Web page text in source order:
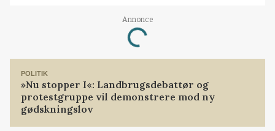
Annonce
Loading...
POLITIK
»Nu stopper I«: Landbrugsdebattør og
protestgruppe vil demonstrere mod ny
gødskningslov